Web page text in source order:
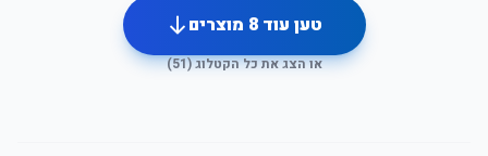
טען עוד8 מוצרים
או הצג את כל הקטלוג (51
)